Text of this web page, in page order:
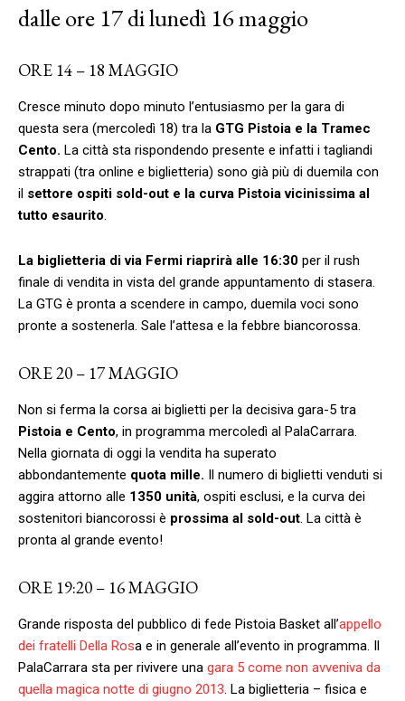
dalle ore 17 di lunedì 16 maggio
ORE 14 – 18 MAGGIO
Cresce minuto dopo minuto l’entusiasmo per la gara di
questa sera (mercoledì 18) tra la GTG Pistoia e la Tramec
Cento. La città sta rispondendo presente e infatti i tagliandi
strappati (tra online e biglietteria) sono già più di duemila con
il settore ospiti sold-out e la curva Pistoia vicinissima al
tutto esaurito.
La biglietteria di via Fermi riaprirà alle 16:30 per il rush
finale di vendita in vista del grande appuntamento di stasera.
La GTG è pronta a scendere in campo, duemila voci sono
pronte a sostenerla. Sale l’attesa e la febbre biancorossa.
ORE 20 – 17 MAGGIO
Non si ferma la corsa ai biglietti per la decisiva gara-5 tra
Pistoia e Cento, in programma mercoledì al PalaCarrara.
Nella giornata di oggi la vendita ha superato
abbondantemente quota mille. Il numero di biglietti venduti si
aggira attorno alle 1350 unità, ospiti esclusi, e la curva dei
sostenitori biancorossi è prossima al sold-out. La città è
pronta al grande evento!
ORE 19:20 – 16 MAGGIO
Grande risposta del pubblico di fede Pistoia Basket all’appello
dei fratelli Della Rosa e in generale all’evento in programma. Il
PalaCarrara sta per rivivere una gara 5 come non avveniva da
quella magica notte di giugno 2013. La biglietteria – fisica e